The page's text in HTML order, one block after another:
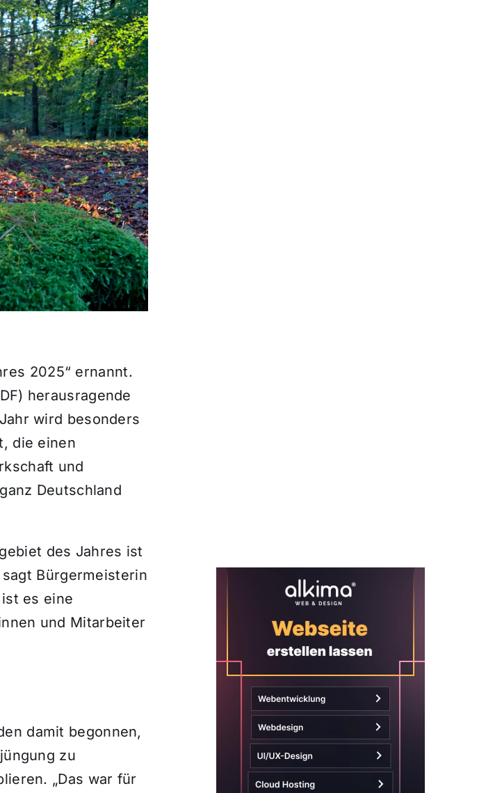
2025“ ernannt.
herausragende
wird besonders
die einen
und
Deutschland
des Jahres ist
Bürgermeisterin
es eine
und Mitarbeiter
damit begonnen,
zu
„Das war für